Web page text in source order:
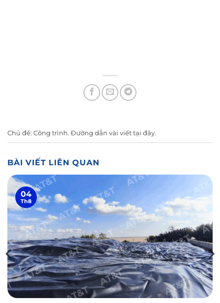
Chủ đề: Công trình. Đường dẫn vài viết tại đây.
BÀI VIẾT LIÊN QUAN
04
Th8